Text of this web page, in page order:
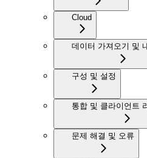
Cloud
데이터 가져오기 및
구성 및 설정
통합 및 클라이언트
문제 해결 및 오류